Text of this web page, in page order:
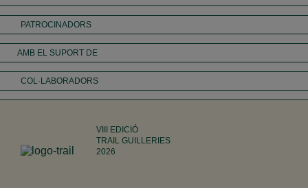
PATROCINADORS
AMB EL SUPORT DE
COL·LABORADORS
VIII EDICIÓ
TRAIL GUILLERIES
2026